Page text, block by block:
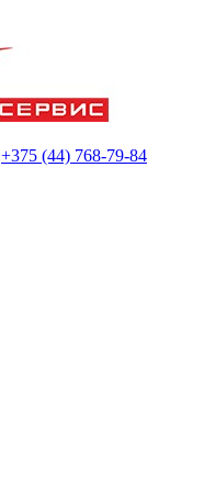
+375 (44) 768-79-84